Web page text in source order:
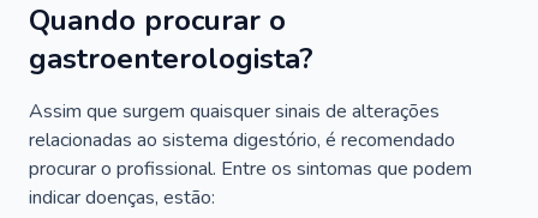
Quando procurar o
gastroenterologista?
Assim que surgem quaisquer sinais de alterações
relacionadas ao sistema digestório, é recomendado
procurar o profissional. Entre os sintomas que podem
indicar doenças, estão: